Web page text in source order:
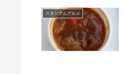
スタジアムグルメ